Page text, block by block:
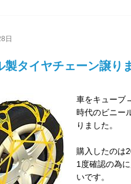
日
製タイヤチェーン譲り
車をキューブ
時代のビニー
りました。
購入したのは
1度確認の為
いです。